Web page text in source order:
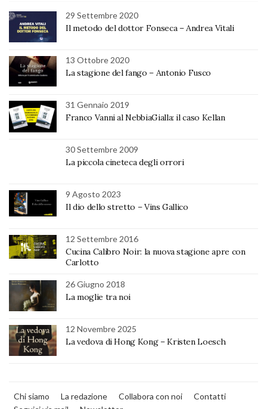
29 Settembre 2020
Il metodo del dottor Fonseca – Andrea Vitali
13 Ottobre 2020
La stagione del fango – Antonio Fusco
31 Gennaio 2019
Franco Vanni al NebbiaGialla: il caso Kellan
30 Settembre 2009
La piccola cineteca degli orrori
9 Agosto 2023
Il dio dello stretto – Vins Gallico
12 Settembre 2016
Cucina Calibro Noir: la nuova stagione apre con
Carlotto
26 Giugno 2018
La moglie tra noi
12 Novembre 2025
La vedova di Hong Kong – Kristen Loesch
Chi siamo La redazione Collabora con noi
Contatti